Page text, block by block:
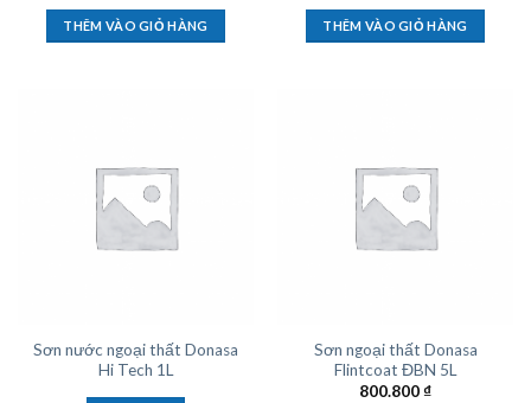
THÊM VÀO GIỎ HÀNG THÊM VÀO GIỎ HÀNG
Sơn nước ngoại thất Donasa
Hi Tech 1L
Sơn ngoại thất Donasa
Flintcoat ĐBN 5L
800.800₫